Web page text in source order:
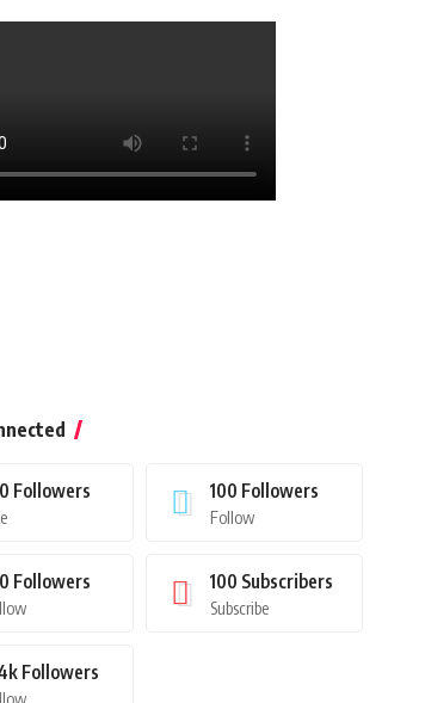
Followers 100 Followers
Follow
Followers 100 Subscribers
Subscribe
Followers